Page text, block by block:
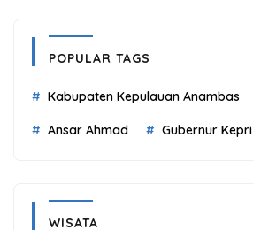
POPULAR TAGS
Kabupaten Kepulauan Anambas
Ansar Ahmad Gubernur Kepri
WISATA